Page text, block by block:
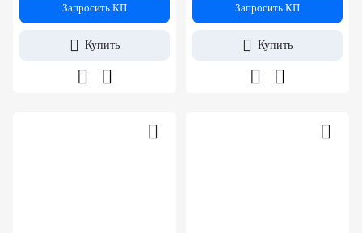
Запросить КП
Купить
Запросить КП
Купить